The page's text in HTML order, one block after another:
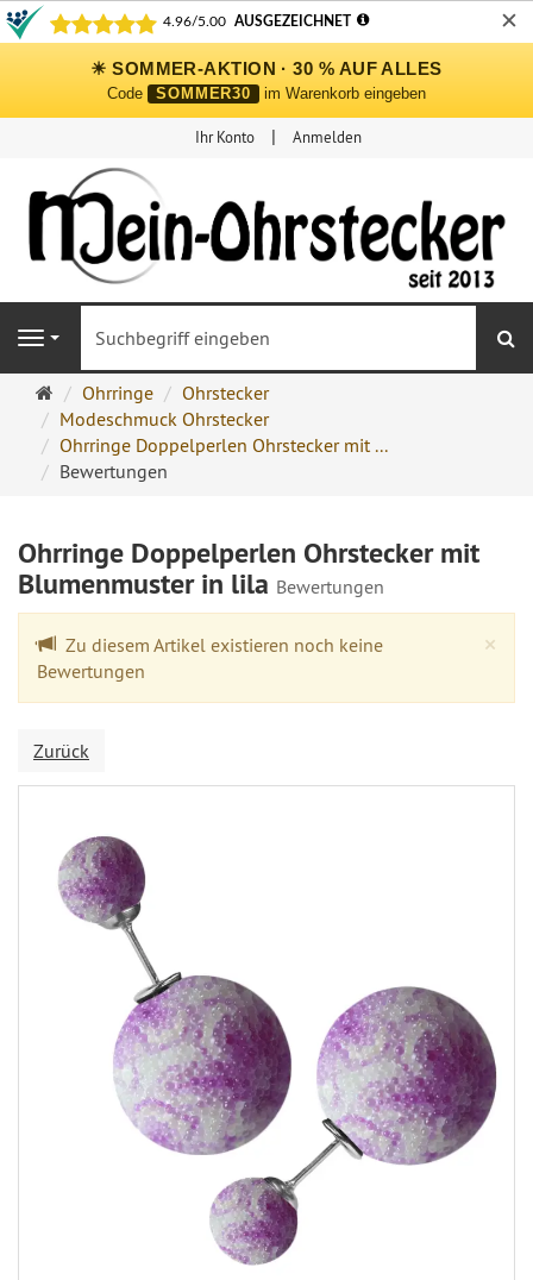
✕
☀ SOMMER-AKTION · 30 % AUF ALLES
Code SOMMER30 im Warenkorb eingeben
Ihr Konto Anmelden
Navigation
Ohrringe
Ohrstecker
Onlineshop
Ohrringe
Ohrstecker
Modeschmuck Ohrstecker
Ohrringe Doppelperlen Ohrstecker mit ...
Bewertungen
Ohrringe Doppelperlen Ohrstecker mit
Blumenmuster in lila Bewertungen
×
Zu diesem Artikel existieren noch keine
Bewertungen
Zurück